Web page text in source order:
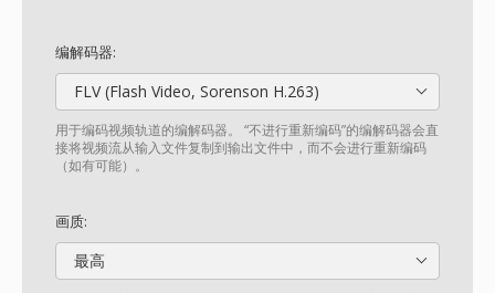
编解码器:
FLV (Flash Video, Sorenson H.263)
用于编码视频轨道的编解码器。 “不进行重新编码”的编解码器会直
接将视频流从输入文件复制到输出文件中，而不会进行重新编码
（如有可能）。
画质:
最高